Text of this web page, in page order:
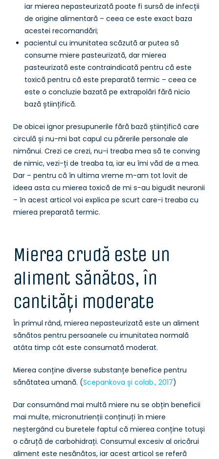
iar mierea nepasteurizată poate fi sursă de infecții
de origine alimentară – ceea ce este exact baza
acestei recomandări;
pacientul cu imunitatea scăzută ar putea să
consume miere pasteurizată, dar mierea
pasteurizată este contraindicată pentru că este
toxică pentru că este preparată termic – ceea ce
este o concluzie bazată pe extrapolări fără nicio
bază științifică.
De obicei ignor presupunerile fără bază științifică care
circulă și nu-mi bat capul cu părerile personale ale
nimănui. Crezi ce crezi, nu-i treaba mea să te conving
de nimic, vezi-ți de treaba ta, iar eu îmi văd de a mea.
Dar – pentru că în ultima vreme m-am tot lovit de
ideea asta cu mierea toxică de mi s-au bigudit neuronii
– în acest articol voi explica pe scurt care-i treaba cu
mierea preparată termic.
Mierea crudă este un
aliment sănătos, în
cantități moderate
În primul rând, mierea nepasteurizată este un aliment
sănătos pentru persoanele cu imunitatea normală
atâta timp cât este consumată moderat.
Mierea conține diverse substanțe benefice pentru
sănătatea umană. (Scepankova și colab., 2017)
Dar consumând mai multă miere nu se obțin beneficii
mai multe, micronutrienții conținuți în miere
neștergând cu buretele faptul că mierea conține totuși
o căruță de carbohidrați. Consumul excesiv al oricărui
aliment este nesănătos, iar acest articol se referă